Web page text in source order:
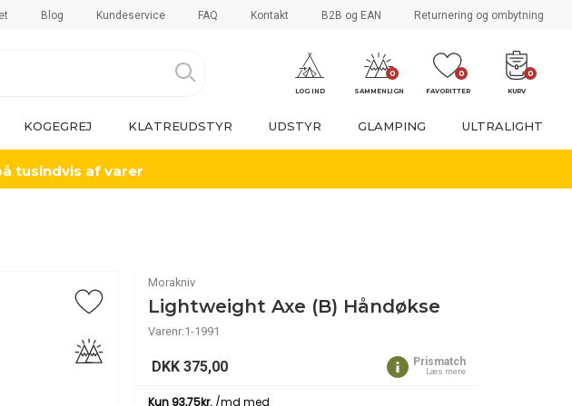
Blog Kundeservice FAQ Kontakt B2B og EAN Returnering og ombytning
LOG IND
0
SAMMENLIGN
0
FAVORITTER
0
KURV
KOGEGREJ KLATREUDSTYR UDSTYR GLAMPING ULTRALIGHT
tusindvis af varer
Morakniv
Lightweight Axe (B) Håndøkse
Varenr:1-1991
DKK 375,00 Prismatch
Læs mere